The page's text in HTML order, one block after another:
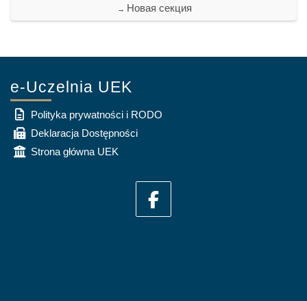
→ Новая секция
e-Uczelnia UEK
Polityka prywatności i RODO
Deklaracja Dostępności
Strona główna UEK